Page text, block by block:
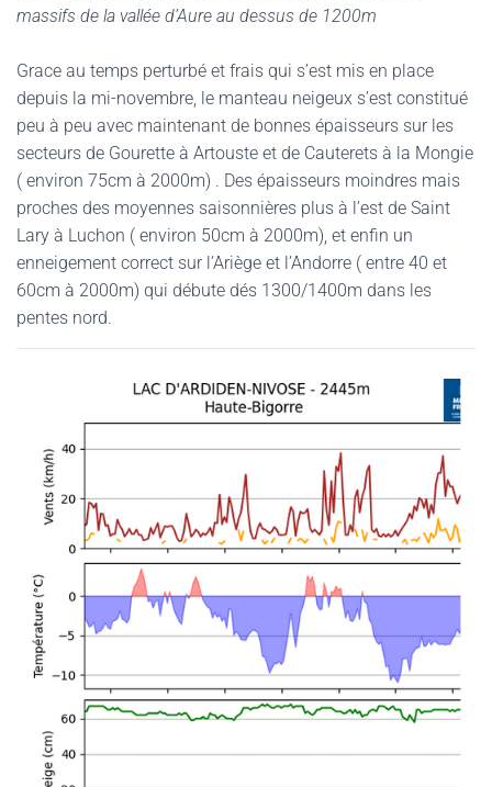
massifs de la vallée d’Aure au dessus de 1200m
Grace au temps perturbé et frais qui s’est mis en place
depuis la mi-novembre, le manteau neigeux s’est constitué
peu à peu avec maintenant de bonnes épaisseurs sur les
secteurs de Gourette à Artouste et de Cauterets à la Mongie
( environ 75cm à 2000m) . Des épaisseurs moindres mais
proches des moyennes saisonnières plus à l’est de Saint
Lary à Luchon ( environ 50cm à 2000m), et enfin un
enneigement correct sur l’Ariège et l’Andorre ( entre 40 et
60cm à 2000m) qui débute dés 1300/1400m dans les
pentes nord.